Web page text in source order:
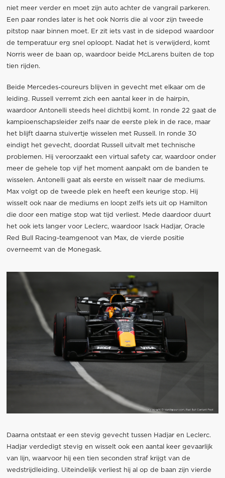
niet meer verder en moet zijn auto achter de vangrail parkeren.
Een paar rondes later is het ook Norris die al voor zijn tweede
pitstop naar binnen moet. Er zit iets vast in de sidepod waardoor
de temperatuur erg snel oploopt. Nadat het is verwijderd, komt
Norris weer de baan op, waardoor beide McLarens buiten de top
tien rijden.
Beide Mercedes-coureurs blijven in gevecht met elkaar om de
leiding. Russell verremt zich een aantal keer in de hairpin,
waardoor Antonelli steeds heel dichtbij komt. In ronde 22 gaat de
kampioenschapsleider zelfs naar de eerste plek in de race, maar
het blijft daarna stuivertje wisselen met Russell. In ronde 30
eindigt het gevecht, doordat Russell uitvalt met technische
problemen. Hij veroorzaakt een virtual safety car, waardoor onder
meer de gehele top vijf het moment aanpakt om de banden te
wisselen. Antonelli gaat als eerste en wisselt naar de mediums.
Max volgt op de tweede plek en heeft een keurige stop. Hij
wisselt ook naar de mediums en loopt zelfs iets uit op Hamilton
die door een matige stop wat tijd verliest. Mede daardoor duurt
het ook iets langer voor Leclerc, waardoor Isack Hadjar, Oracle
Red Bull Racing-teamgenoot van Max, de vierde positie
overneemt van de Monegask.
Daarna ontstaat er een stevig gevecht tussen Hadjar en Leclerc.
Hadjar verdedigt stevig en wisselt ook een aantal keer gevaarlijk
van lijn, waarvoor hij een tien seconden straf krijgt van de
wedstrijdleiding. Uiteindelijk verliest hij al op de baan zijn vierde